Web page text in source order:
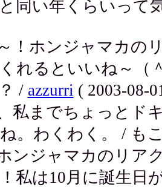
同い年くらいって
！ホンジャマカの
れるといいね～（
/ azzurri ( 2003-08-
私までちょっとド
。わくわく。 / も
ンジャマカのリア
私は10月に誕生日